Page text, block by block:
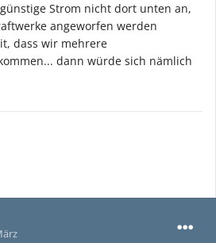
Strom nicht dort unten an,
angeworfen werden
dass wir mehrere
dann würde sich nämlich